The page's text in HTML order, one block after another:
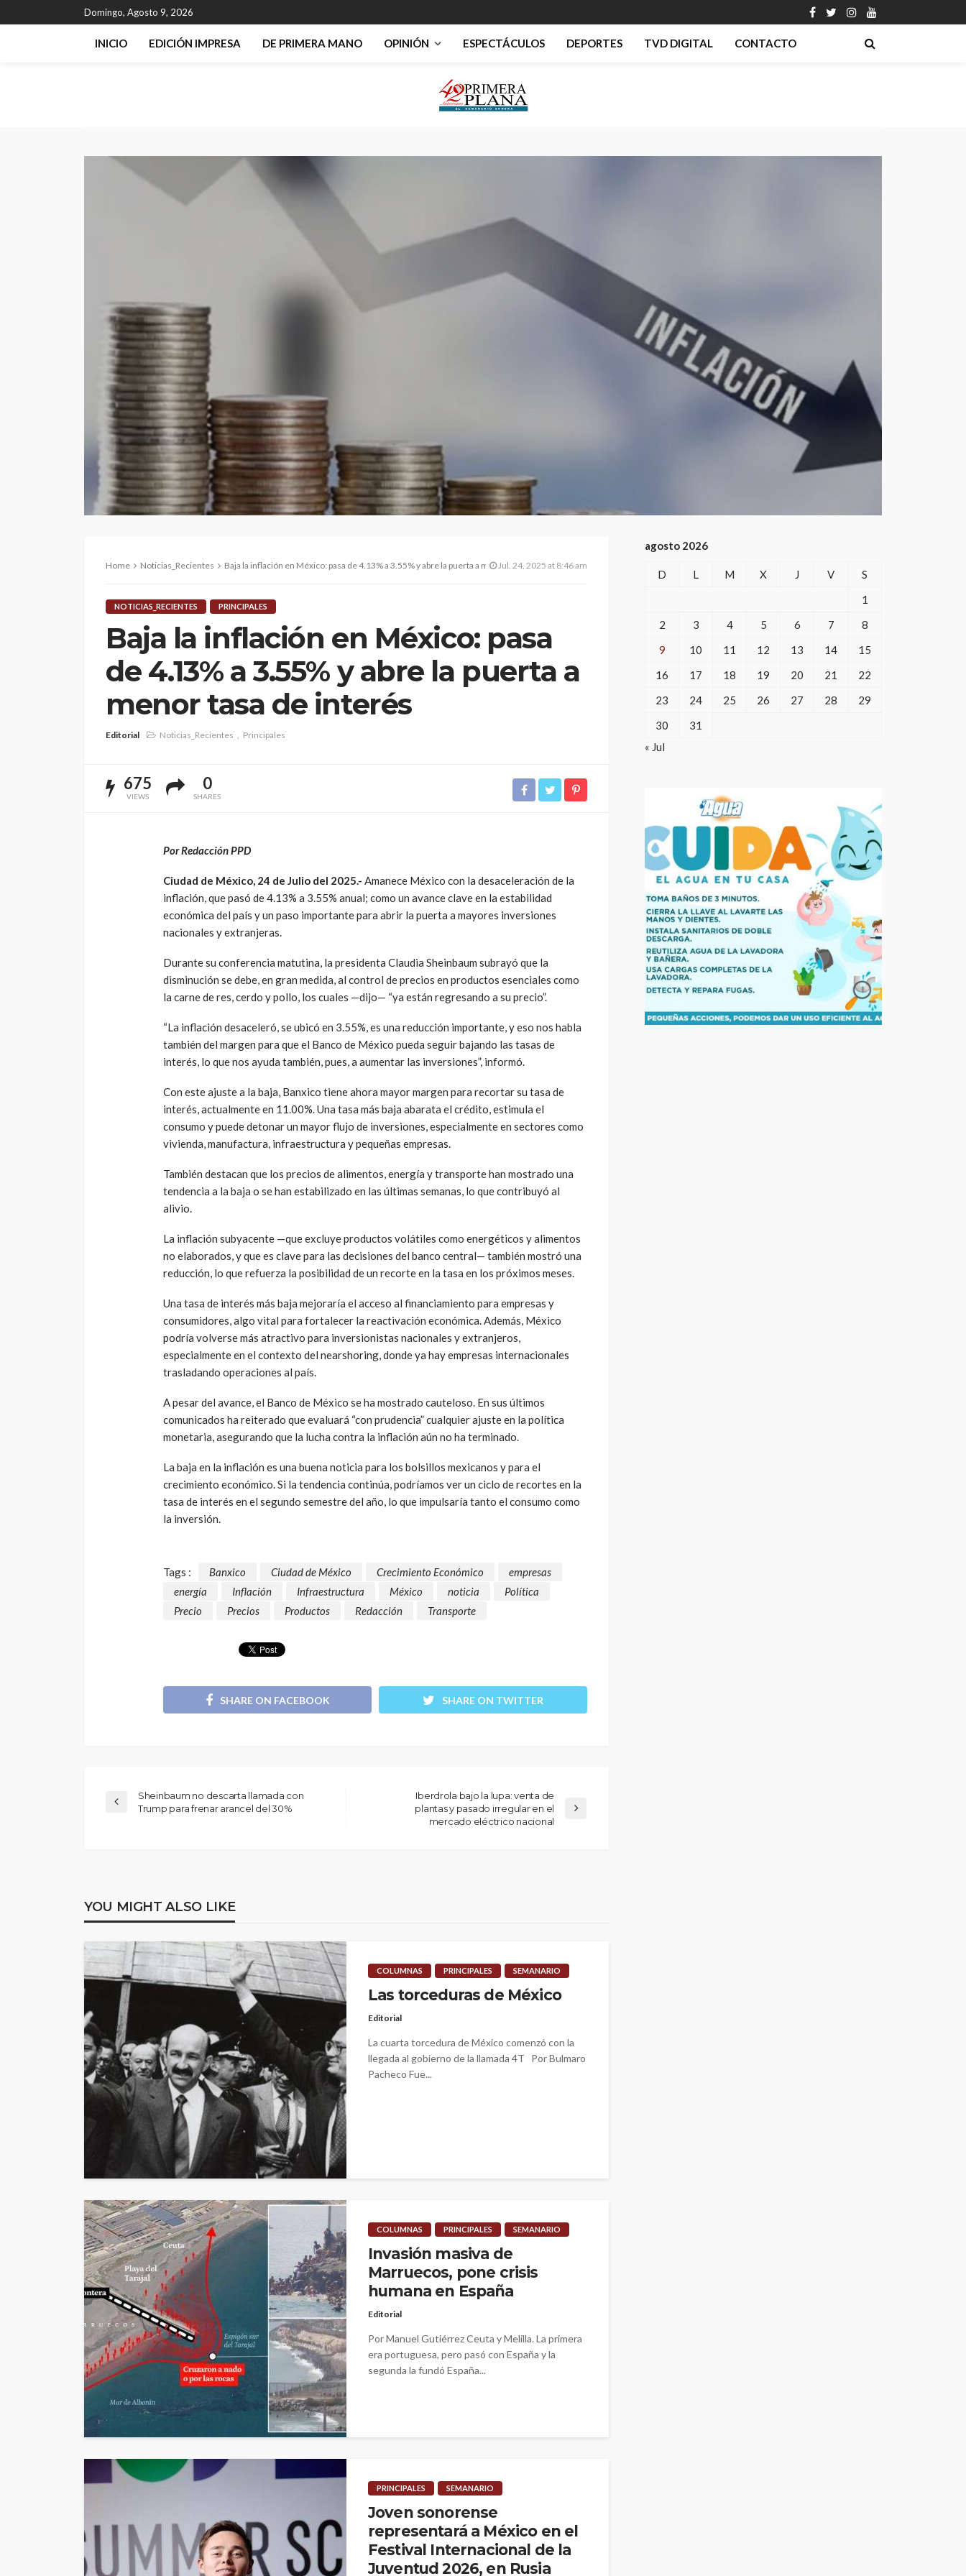
Domingo, Agosto 9, 2026
INICIO EDICIÓN IMPRESA DE PRIMERA MANO OPINIÓN ESPECTÁCULOS DEPORTES TVD DIGITAL CONTACTO
Home Noticias_Recientes Baja la inflación en México: pasa de 4.13% a 3.55% y abre la puerta a menor tasa de interés
Jul. 24, 2025 at 8:46 am
NOTICIAS_RECIENTES PRINCIPALES
Baja la inflación en México: pasa
de 4.13% a 3.55% y abre la puerta a
menor tasa de interés
Editorial Noticias_Recientes Principales
675
VIEWS
0
SHARES
Por Redacción PPD
Ciudad de México, 24 de Julio del 2025.- Amanece México con la desaceleración de la
inflación, que pasó de 4.13% a 3.55% anual; como un avance clave en la estabilidad
económica del país y un paso importante para abrir la puerta a mayores inversiones
nacionales y extranjeras.
Durante su conferencia matutina, la presidenta Claudia Sheinbaum subrayó que la
disminución se debe, en gran medida, al control de precios en productos esenciales como
la carne de res, cerdo y pollo, los cuales —dijo— “ya están regresando a su precio”.
“La inflación desaceleró, se ubicó en 3.55%, es una reducción importante, y eso nos habla
también del margen para que el Banco de México pueda seguir bajando las tasas de
interés, lo que nos ayuda también, pues, a aumentar las inversiones”, informó.
Con este ajuste a la baja, Banxico tiene ahora mayor margen para recortar su tasa de
interés, actualmente en 11.00%. Una tasa más baja abarata el crédito, estimula el
consumo y puede detonar un mayor flujo de inversiones, especialmente en sectores como
vivienda, manufactura, infraestructura y pequeñas empresas.
También destacan que los precios de alimentos, energía y transporte han mostrado una
tendencia a la baja o se han estabilizado en las últimas semanas, lo que contribuyó al
alivio.
La inflación subyacente —que excluye productos volátiles como energéticos y alimentos
no elaborados, y que es clave para las decisiones del banco central— también mostró una
reducción, lo que refuerza la posibilidad de un recorte en la tasa en los próximos meses.
Una tasa de interés más baja mejoraría el acceso al financiamiento para empresas y
consumidores, algo vital para fortalecer la reactivación económica. Además, México
podría volverse más atractivo para inversionistas nacionales y extranjeros,
especialmente en el contexto del nearshoring, donde ya hay empresas internacionales
trasladando operaciones al país.
A pesar del avance, el Banco de México se ha mostrado cauteloso. En sus últimos
comunicados ha reiterado que evaluará “con prudencia” cualquier ajuste en la política
monetaria, asegurando que la lucha contra la inflación aún no ha terminado.
La baja en la inflación es una buena noticia para los bolsillos mexicanos y para el
crecimiento económico. Si la tendencia continúa, podríamos ver un ciclo de recortes en la
tasa de interés en el segundo semestre del año, lo que impulsaría tanto el consumo como
la inversión.
Tags : Banxico Ciudad de México Crecimiento Económico
empresas
energía
Inflación Infraestructura México noticia
Política
Precio
Precios Productos Redacción Transporte
SHARE ON FACEBOOK SHARE ON TWITTER
Sheinbaum no descarta llamada con
Trump para frenar arancel del 30%
Iberdrola bajo la lupa: venta de
plantas y pasado irregular en el
mercado eléctrico nacional
YOU MIGHT ALSO LIKE
COLUMNAS PRINCIPALES SEMANARIO
Las torceduras de México
Editorial
La cuarta torcedura de México comenzó con la
llegada al gobierno de la llamada 4T Por Bulmaro
Pacheco Fue...
COLUMNAS PRINCIPALES SEMANARIO
Invasión masiva de
Marruecos, pone crisis
humana en España
Editorial
Por Manuel Gutiérrez Ceuta y Melilla. La primera
era portuguesa, pero pasó con España y la
segunda la fundó España...
PRINCIPALES SEMANARIO
Joven sonorense
representará a México en el
Festival Internacional de la
Juventud 2026, en Rusia
agosto 2026
D L M X J V
S
1
2
3 4 5 6 7
8
9
10 11 12 13 14
15
16
17 18 19 20 21
22
23
24 25 26 27 28
29
30
31
« Jul